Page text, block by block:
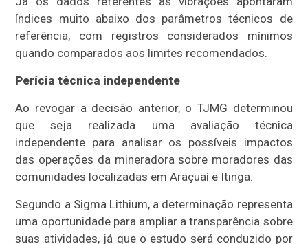
índices muito abaixo dos parâmetros técnicos de
referência, com registros considerados mínimos
quando comparados aos limites recomendados.
Perícia técnica independente
Ao revogar a decisão anterior, o TJMG determinou
que seja realizada uma avaliação técnica
independente para analisar os possíveis impactos
das operações da mineradora sobre moradores das
comunidades localizadas em Araçuaí e Itinga.
Segundo a Sigma Lithium, a determinação representa
uma oportunidade para ampliar a transparência sobre
suas atividades, já que o estudo será conduzido por